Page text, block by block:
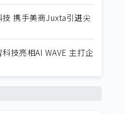
携手美商Juxta引进尖
技亮相AI WAVE 主打企